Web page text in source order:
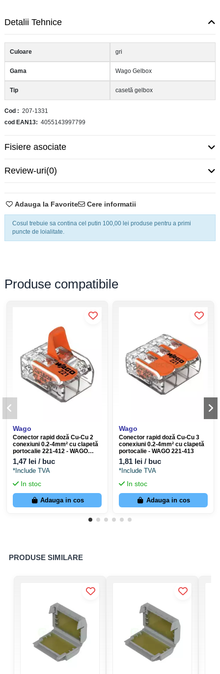
Adauga la Favorite
Cosul trebuie sa contina cel putin 100,00 lei produse pentru a primi
puncte de loialitate.
Cere informatii
Detalii Tehnice
Culoare gri
Gama Wago Gelbox
Tip casetă gelbox
Cod
207-1331
cod EAN13
4055143997799
Fisiere asociate
Review-uri(0)
Produse compatibile
Wago
Conector rapid doză Cu-Cu 2
conexiuni 0.2-4mm² cu clapetă
portocalie 221-412 - WAGO
221-412
1,47 lei / buc
*Include TVA
In stoc
Adauga in cos
Wago
Conector rapid doză Cu-Cu 3
conexiuni 0.2-4mm² cu clapetă
portocalie - WAGO 221-413
1,81 lei / buc
*Include TVA
In stoc
Adauga in cos
PRODUSE SIMILARE